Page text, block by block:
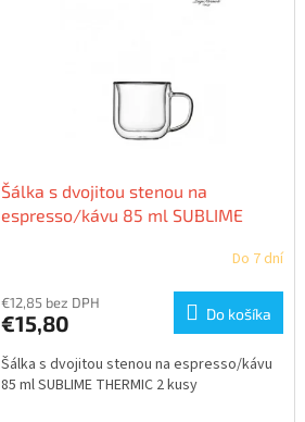
Šálka s dvojitou stenou na
espresso/kávu 85 ml SUBLIME
Do 7 dní
€12,85 bez DPH
€15,80 Do košíka
Šálka s dvojitou stenou na espresso/kávu
85 ml SUBLIME THERMIC 2 kusy